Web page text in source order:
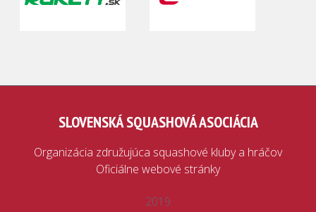
SLOVENSKÁ SQUASHOVÁ ASOCIÁCIA
Organizácia združujúca squashové kluby a hráčov
Oficiálne webové stránky
2019